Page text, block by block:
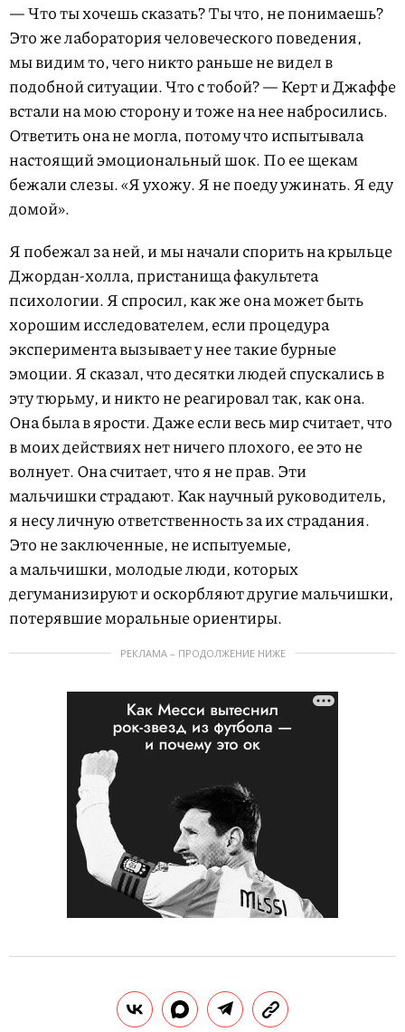
— Что ты хочешь сказать? Ты что, не понимаешь?
Это же лаборатория человеческого поведения,
мы видим то, чего никто раньше не видел в
подобной ситуации. Что с тобой? — Керт и Джаффе
встали на мою сторону и тоже на нее набросились.
Ответить она не могла, потому что испытывала
настоящий эмоциональный шок. По ее щекам
бежали слезы. «Я ухожу. Я не поеду ужинать. Я еду
домой».
Я побежал за ней, и мы начали спорить на крыльце
Джордан-холла, пристанища факультета
психологии. Я спросил, как же она может быть
хорошим исследователем, если процедура
эксперимента вызывает у нее такие бурные
эмоции. Я сказал, что десятки людей спускались в
эту тюрьму, и никто не реагировал так, как она.
Она была в ярости. Даже если весь мир считает, что
в моих действиях нет ничего плохого, ее это не
волнует. Она считает, что я не прав. Эти
мальчишки страдают. Как научный руководитель,
я несу личную ответственность за их страдания.
Это не заключенные, не испытуемые,
а мальчишки, молодые люди, которых
дегуманизируют и оскорбляют другие мальчишки,
потерявшие моральные ориентиры.
РЕКЛАМА – ПРОДОЛЖЕНИЕ НИЖЕ